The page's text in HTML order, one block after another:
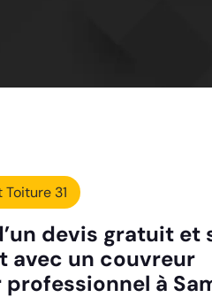
31
devis gratuit et
avec un couvreur
à